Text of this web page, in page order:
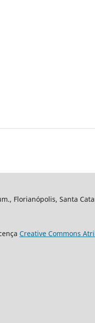
Florianópolis, Santa
Creative Commons